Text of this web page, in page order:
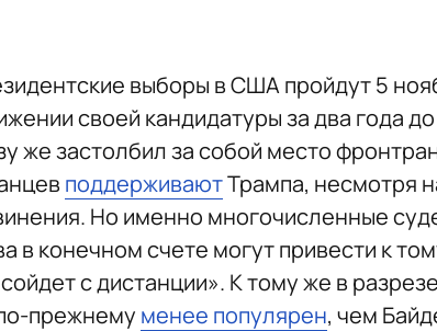
выборы в США пройдут 5
своей кандидатуры за два года
же застолбил за собой место
поддерживаютТрампа, несмотря
Но именно многочисленные
в конечном счете могут привести к
с дистанции». К тому же в
прежнему менее популярен, чем